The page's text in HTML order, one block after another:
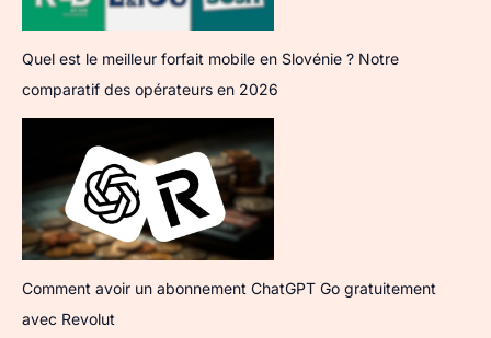
Quel est le meilleur forfait mobile en Slovénie ? Notre
comparatif des opérateurs en 2026
Comment avoir un abonnement ChatGPT Go gratuitement
avec Revolut